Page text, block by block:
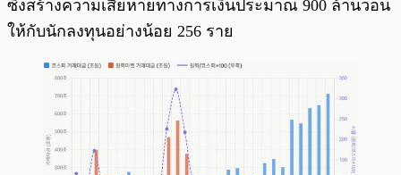
ซึ่งสร้างความเสียหายทางการเงินประมาณ 900 ล้านวอน
ให้กับนักลงทุนอย่างน้อย 256 ราย